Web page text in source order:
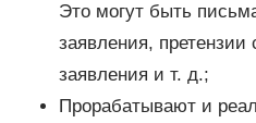
Это могут быть
заявления,
заявления и т. д.;
Прорабатывают и